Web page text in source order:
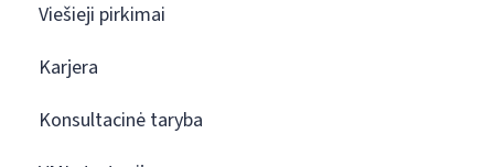
Viešieji pirkimai
Karjera
Konsultacinė taryba